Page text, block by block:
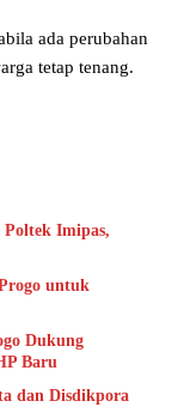
ada perubahan
tetap tenang.
Poltek Imipas,
untuk
Dukung
Baru
dan Disdikpora